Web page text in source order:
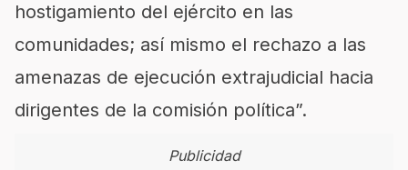
hostigamiento del ejército en las
comunidades; así mismo el rechazo a las
amenazas de ejecución extrajudicial hacia
dirigentes de la comisión política”.
Publicidad